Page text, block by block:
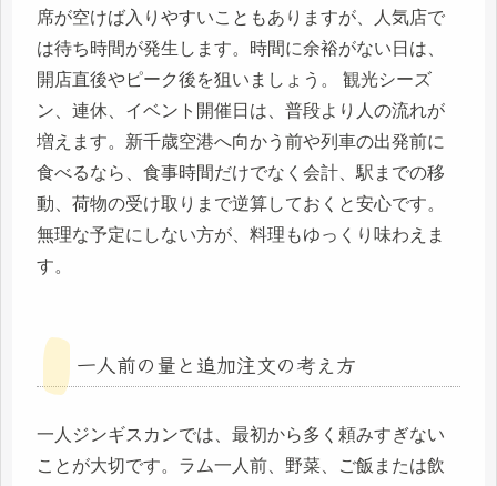
席が空けば入りやすいこともありますが、人気店で
は待ち時間が発生します。時間に余裕がない日は、
開店直後やピーク後を狙いましょう。 観光シーズ
ン、連休、イベント開催日は、普段より人の流れが
増えます。新千歳空港へ向かう前や列車の出発前に
食べるなら、食事時間だけでなく会計、駅までの移
動、荷物の受け取りまで逆算しておくと安心です。
無理な予定にしない方が、料理もゆっくり味わえま
す。
一人前の量と追加注文の考え方
一人ジンギスカンでは、最初から多く頼みすぎない
ことが大切です。ラム一人前、野菜、ご飯または飲